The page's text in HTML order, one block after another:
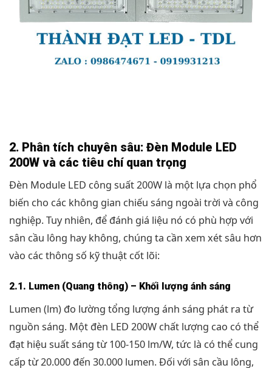
2. Phân tích chuyên sâu: Đèn Module LED
200W và các tiêu chí quan trọng
Đèn Module LED công suất 200W là một lựa chọn phổ
biến cho các không gian chiếu sáng ngoài trời và công
nghiệp. Tuy nhiên, để đánh giá liệu nó có phù hợp với
sân cầu lông hay không, chúng ta cần xem xét sâu hơn
vào các thông số kỹ thuật cốt lõi:
2.1. Lumen (Quang thông) – Khối lượng ánh sáng
Lumen (lm) đo lường tổng lượng ánh sáng phát ra từ
nguồn sáng. Một đèn LED 200W chất lượng cao có thể
đạt hiệu suất sáng từ 100-150 lm/W, tức là có thể cung
cấp từ 20.000 đến 30.000 lumen. Đối với sân cầu lông,